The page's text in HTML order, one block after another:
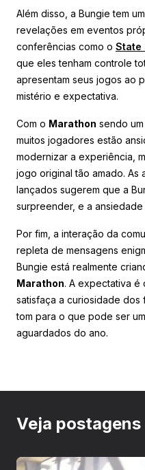
Além disso, a Bungie tem
revelações em eventos
conferências como o State
que eles tenham controle
apresentam seus jogos ao
mistério e expectativa.
Com o Marathon sendo
muitos jogadores estão
modernizar a experiência,
jogo original tão amado. As
lançados sugerem que a
surpreender, e a ansiedade
Por fim, a interação da
repleta de mensagens
Bungie está realmente
Marathon. A expectativa é
satisfaça a curiosidade dos
tom para o que pode ser
aguardados do ano.
Veja